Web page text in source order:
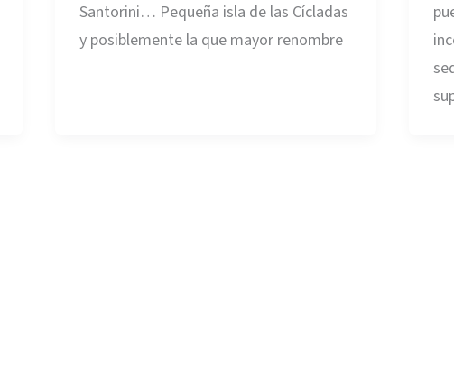
Santorini… Pequeña isla de las Cícladas
y posiblemente la que mayor renombre